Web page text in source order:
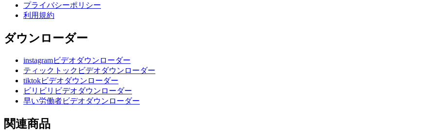
プライバシーポリシー
利用規約
ダウンローダー
instagramビデオダウンローダー
ティックトックビデオダウンローダー
tiktokビデオダウンローダー
ビリビリビデオダウンローダー
早い労働者ビデオダウンローダー
関連商品